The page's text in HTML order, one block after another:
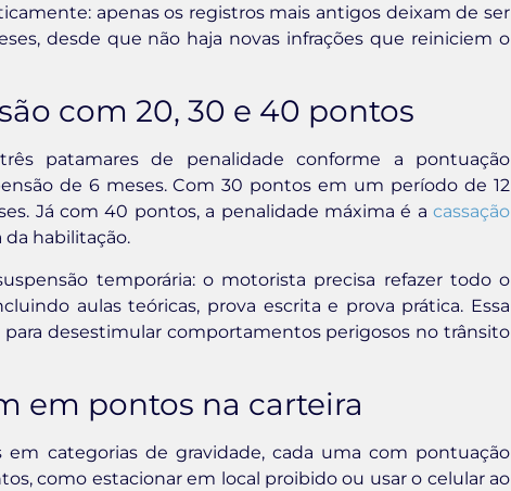
apenas os registros mais antigos deixam de ser
desde que não haja novas infrações que reiniciem o
com 20, 30 e 40 pontos
patamares de penalidade conforme a pontuação
de 6 meses. Com 30 pontos em um período de 12
Já com 40 pontos, a penalidade máxima é a cassação
habilitação.
temporária: o motorista precisa refazer todo o
aulas teóricas, prova escrita e prova prática. Essa
desestimular comportamentos perigosos no trânsito
em pontos na carteira
em categorias de gravidade, cada uma com pontuação
como estacionar em local proibido ou usar o celular ao